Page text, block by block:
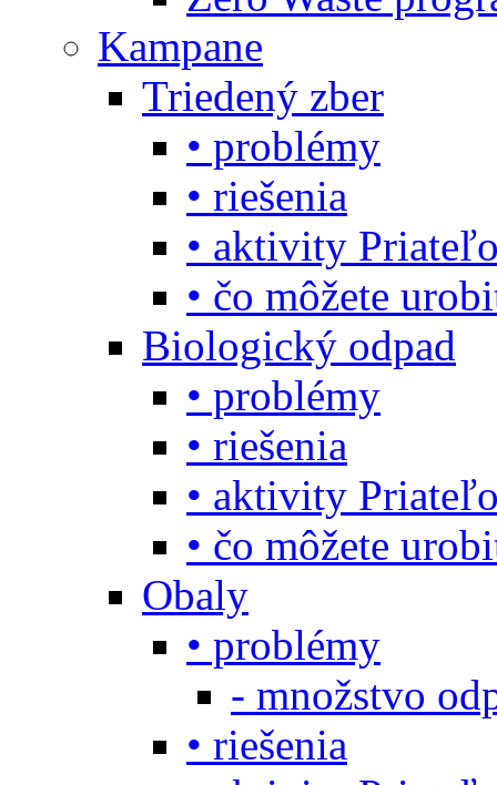
Kampane
Triedený zber
• problémy
• riešenia
• aktivity
• čo môžete
Biologický odpad
• problémy
• riešenia
• aktivity
• čo môžete
Obaly
• problémy
- množstvo
• riešenia